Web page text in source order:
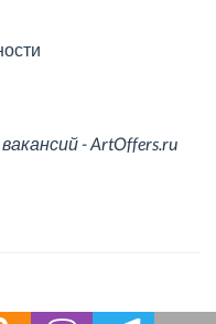
- ArtOffers.ru